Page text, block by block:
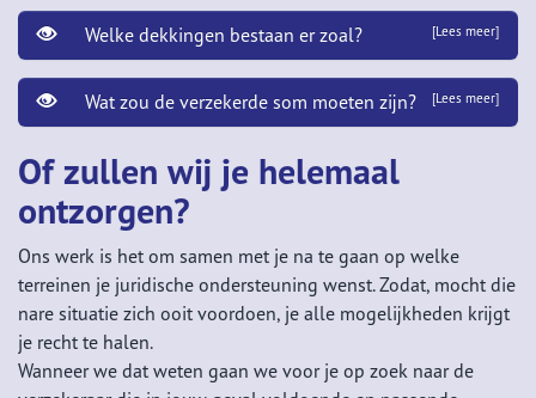
Welke dekkingen bestaan er zoal? [Lees meer]
Wat zou de verzekerde som moeten zijn? [Lees meer]
Of zullen wij je helemaal
ontzorgen?
Ons werk is het om samen met je na te gaan op welke
terreinen je juridische ondersteuning wenst. Zodat, mocht die
nare situatie zich ooit voordoen, je alle mogelijkheden krijgt
je recht te halen.
Wanneer we dat weten gaan we voor je op zoek naar de